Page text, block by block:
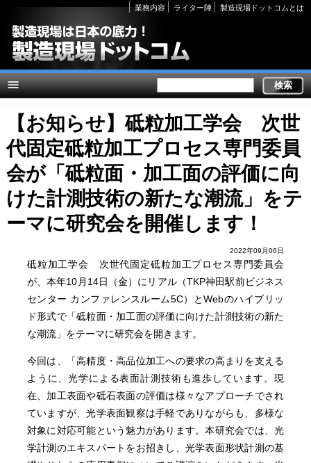
Secondary
links
業務内容 ライター陣 製造現場ドットコムとは
【お知らせ】砥粒加工学会 次世
代固定砥粒加工プロセス専門委員
会が「砥粒面・加工面の評価に向
けた計測技術の新たな潮流」をテ
ーマに研究会を開催します！
2022年09月06日
砥粒加工学会 次世代固定砥粒加工プロセス専門委員会
が、本年10月14日（金）にリアル（TKP神田駅前ビジネス
センター カンファレンスルーム5C）とWebのハイブリッ
ド形式で「砥粒面・加工面の評価に向けた計測技術の新た
な潮流」をテーマに研究会を開きます。
今回は、「高精度・高品位加工への要求の高まりを支える
ように、光学による表面計測技術も進歩しています。現
在、加工表面や砥石表面の評価は様々なアプローチでされ
ていますが、光学表面観察は手軽でありながらも、多様な
対象に対応可能という魅力があります。本研究会では、光
学計測のエキスパートをお招きし、光学表面形状計測の基